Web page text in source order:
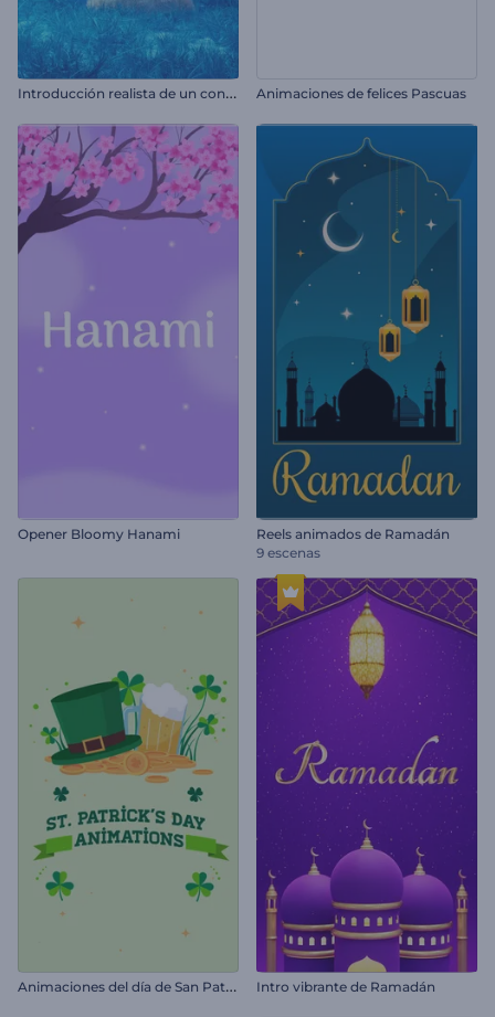
I
ntroducción realista de un conejito de Pascua Animaciones de felices Pascuas
Opener Bloomy Hanami
Reels animados de Ramadán
9 escenas
A
nimaciones del día de San Patricio Intro vibrante de Ramadán